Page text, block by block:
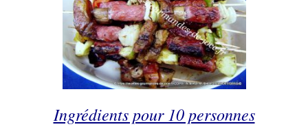
Ingrédients pour 10 personnes